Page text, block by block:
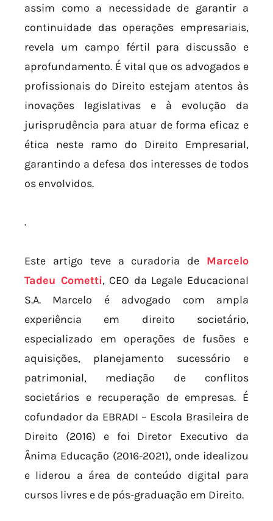
assim como a necessidade de garantir a
continuidade das operações empresariais,
revela um campo fértil para discussão e
aprofundamento. É vital que os advogados e
profissionais do Direito estejam atentos às
inovações legislativas e à evolução da
jurisprudência para atuar de forma eficaz e
ética neste ramo do Direito Empresarial,
garantindo a defesa dos interesses de todos
os envolvidos.
.
Este artigo teve a curadoria de Marcelo
Tadeu Cometti, CEO da Legale Educacional
S.A. Marcelo é advogado com ampla
experiência em direito societário,
especializado em operações de fusões e
aquisições, planejamento sucessório e
patrimonial, mediação de conflitos
societários e recuperação de empresas. É
cofundador da EBRADI – Escola Brasileira de
Direito (2016) e foi Diretor Executivo da
Ânima Educação (2016-2021), onde idealizou
e liderou a área de conteúdo digital para
cursos livres e de pós-graduação em Direito.